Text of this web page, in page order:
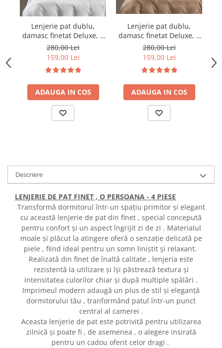
Lenjerie pat dublu,
damasc finetat Deluxe, 6
piese, cearceaf pat cu
elastic, Alb
280,00 Lei
159,00 Lei
ADAUGA IN COS
Lenjerie pat dublu,
damasc finetat Deluxe, 6
piese, cearceaf pat cu
elastic, Maro
280,00 Lei
159,00 Lei
ADAUGA IN COS
Descriere
LENJERIE DE PAT FINET , O PERSOANA - 4 PIESE
Transformă dormitorul într-un spațiu primitor și elegant
cu această lenjerie de pat din finet , special concepută
pentru confort și un aspect îngrijit zi de zi . Materialul
moale și plăcut la atingere oferă o senzație delicată pe
piele , fiind ideal pentru un somn liniștit și relaxant.
Realizată din finet de înaltă calitate , lenjeria este
rezistentă la utilizare și își păstrează textura și
intensitatea culorilor chiar și după multiple spălări .
Imprimeul modern adaugă un plus de stil și eleganță
dormitorului tău , tranformând patul într-un punct
central al camerei .
Aceasta lenjerie de pat este potrivită pentru utilizarea
zilnică și poate fi , de asemenea , o alegere insirată
pentru un cadou oferit celor dragi .